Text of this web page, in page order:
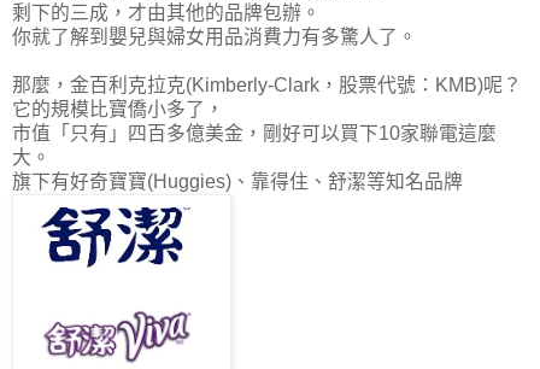
剩下的三成，才由其他的品牌包辦。
你就了解到嬰兒與婦女用品消費力有多驚人了。
那麼，金百利克拉克(Kimberly-Clark，股票代號：KMB)呢？
它的規模比寶僑小多了，
市值「只有」四百多億美金，剛好可以買下10家聯電這麼
大。
旗下有好奇寶寶(Huggies)、靠得住、舒潔等知名品牌